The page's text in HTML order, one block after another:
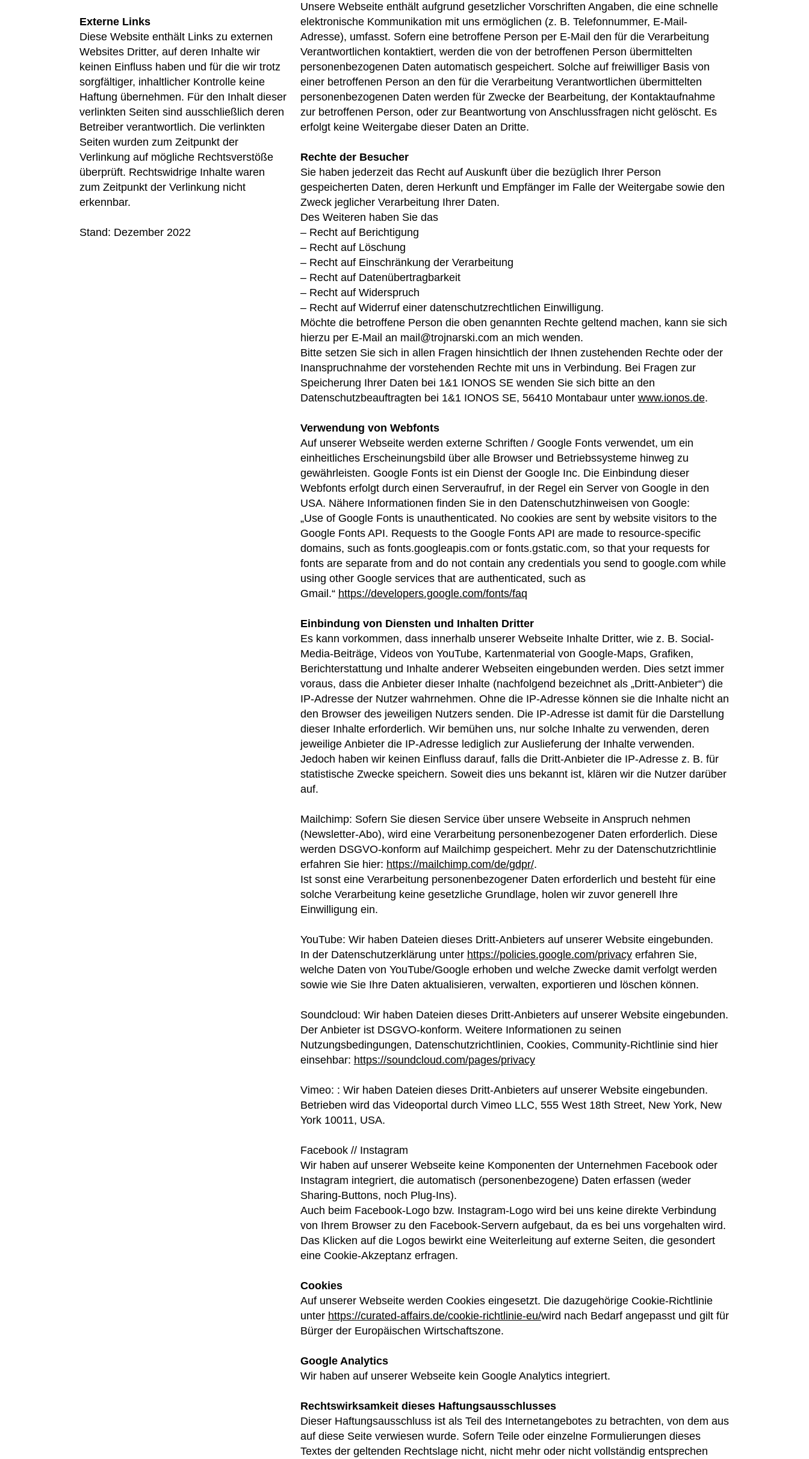
Externe Links
Diese Website enthält Links zu externen
Websites Dritter, auf deren Inhalte wir
keinen Einfluss haben und für die wir trotz
sorgfältiger, inhaltlicher Kontrolle keine
Haftung übernehmen. Für den Inhalt dieser
verlinkten Seiten sind ausschließlich deren
Betreiber verantwortlich. Die verlinkten
Seiten wurden zum Zeitpunkt der
Verlinkung auf mögliche Rechtsverstöße
überprüft. Rechtswidrige Inhalte waren
zum Zeitpunkt der Verlinkung nicht
erkennbar.
Stand: Dezember 2022
Unsere Webseite enthält aufgrund gesetzlicher Vorschriften Angaben, die eine schnelle
elektronische Kommunikation mit uns ermöglichen (z. B. Telefonnummer, E-Mail-
Adresse), umfasst. Sofern eine betroffene Person per E-Mail den für die Verarbeitung
Verantwortlichen kontaktiert, werden die von der betroffenen Person übermittelten
personenbezogenen Daten automatisch gespeichert. Solche auf freiwilliger Basis von
einer betroffenen Person an den für die Verarbeitung Verantwortlichen übermittelten
personenbezogenen Daten werden für Zwecke der Bearbeitung, der Kontaktaufnahme
zur betroffenen Person, oder zur Beantwortung von Anschlussfragen nicht gelöscht. Es
erfolgt keine Weitergabe dieser Daten an Dritte.
Rechte der Besucher
Sie haben jederzeit das Recht auf Auskunft über die bezüglich Ihrer Person
gespeicherten Daten, deren Herkunft und Empfänger im Falle der Weitergabe sowie den
Zweck jeglicher Verarbeitung Ihrer Daten.
Des Weiteren haben Sie das
– Recht auf Berichtigung
– Recht auf Löschung
– Recht auf Einschränkung der Verarbeitung
– Recht auf Datenübertragbarkeit
– Recht auf Widerspruch
– Recht auf Widerruf einer datenschutzrechtlichen Einwilligung.
Möchte die betroffene Person die oben genannten Rechte geltend machen, kann sie sich
hierzu per E-Mail an mail@trojnarski.com an mich wenden.
Bitte setzen Sie sich in allen Fragen hinsichtlich der Ihnen zustehenden Rechte oder der
Inanspruchnahme der vorstehenden Rechte mit uns in Verbindung. Bei Fragen zur
Speicherung Ihrer Daten bei 1&1 IONOS SE wenden Sie sich bitte an den
Datenschutzbeauftragten bei 1&1 IONOS SE, 56410 Montabaur unter www.ionos.de.
Verwendung von Webfonts
Auf unserer Webseite werden externe Schriften / Google Fonts verwendet, um ein
einheitliches Erscheinungsbild über alle Browser und Betriebssysteme hinweg zu
gewährleisten. Google Fonts ist ein Dienst der Google Inc. Die Einbindung dieser
Webfonts erfolgt durch einen Serveraufruf, in der Regel ein Server von Google in den
USA. Nähere Informationen finden Sie in den Datenschutzhinweisen von Google:
„Use of Google Fonts is unauthenticated. No cookies are sent by website visitors to the
Google Fonts API. Requests to the Google Fonts API are made to resource-specific
domains, such as fonts.googleapis.com or fonts.gstatic.com, so that your requests for
fonts are separate from and do not contain any credentials you send to google.com while
using other Google services that are authenticated, such as
Gmail.“ https://developers.google.com/fonts/faq
Einbindung von Diensten und Inhalten Dritter
Es kann vorkommen, dass innerhalb unserer Webseite Inhalte Dritter, wie z. B. Social-
Media-Beiträge, Videos von YouTube, Kartenmaterial von Google-Maps, Grafiken,
Berichterstattung und Inhalte anderer Webseiten eingebunden werden. Dies setzt immer
voraus, dass die Anbieter dieser Inhalte (nachfolgend bezeichnet als „Dritt-Anbieter“) die
IP-Adresse der Nutzer wahrnehmen. Ohne die IP-Adresse können sie die Inhalte nicht an
den Browser des jeweiligen Nutzers senden. Die IP-Adresse ist damit für die Darstellung
dieser Inhalte erforderlich. Wir bemühen uns, nur solche Inhalte zu verwenden, deren
jeweilige Anbieter die IP-Adresse lediglich zur Auslieferung der Inhalte verwenden.
Jedoch haben wir keinen Einfluss darauf, falls die Dritt-Anbieter die IP-Adresse z. B. für
statistische Zwecke speichern. Soweit dies uns bekannt ist, klären wir die Nutzer darüber
auf.
Mailchimp: Sofern Sie diesen Service über unsere Webseite in Anspruch nehmen
(Newsletter-Abo), wird eine Verarbeitung personenbezogener Daten erforderlich. Diese
werden DSGVO-konform auf Mailchimp gespeichert. Mehr zu der Datenschutzrichtlinie
erfahren Sie hier: https://mailchimp.com/de/gdpr/.
Ist sonst eine Verarbeitung personenbezogener Daten erforderlich und besteht für eine
solche Verarbeitung keine gesetzliche Grundlage, holen wir zuvor generell Ihre
Einwilligung ein.
YouTube: Wir haben Dateien dieses Dritt-Anbieters auf unserer Website eingebunden.
In der Datenschutzerklärung unter https://policies.google.com/privacyerfahren Sie,
welche Daten von YouTube/Google erhoben und welche Zwecke damit verfolgt werden
sowie wie Sie Ihre Daten aktualisieren, verwalten, exportieren und löschen können.
Soundcloud: Wir haben Dateien dieses Dritt-Anbieters auf unserer Website eingebunden.
Der Anbieter ist DSGVO-konform. Weitere Informationen zu seinen
Nutzungsbedingungen, Datenschutzrichtlinien, Cookies, Community-Richtlinie sind hier
einsehbar: https://soundcloud.com/pages/privacy
Vimeo: : Wir haben Dateien dieses Dritt-Anbieters auf unserer Website eingebunden.
Betrieben wird das Videoportal durch Vimeo LLC, 555 West 18th Street, New York, New
York 10011, USA.
Facebook // Instagram
Wir haben auf unserer Webseite keine Komponenten der Unternehmen Facebook oder
Instagram integriert, die automatisch (personenbezogene) Daten erfassen (weder
Sharing-Buttons, noch Plug-Ins).
Auch beim Facebook-Logo bzw. Instagram-Logo wird bei uns keine direkte Verbindung
von Ihrem Browser zu den Facebook-Servern aufgebaut, da es bei uns vorgehalten wird.
Das Klicken auf die Logos bewirkt eine Weiterleitung auf externe Seiten, die gesondert
eine Cookie-Akzeptanz erfragen.
Cookies
Auf unserer Webseite werden Cookies eingesetzt. Die dazugehörige Cookie-Richtlinie
unter https://curated-affairs.de/cookie-richtlinie-eu/wird nach Bedarf angepasst und gilt für
Bürger der Europäischen Wirtschaftszone.
Google Analytics
Wir haben auf unserer Webseite kein Google Analytics integriert.
Rechtswirksamkeit dieses Haftungsausschlusses
Dieser Haftungsausschluss ist als Teil des Internetangebotes zu betrachten, von dem aus
auf diese Seite verwiesen wurde. Sofern Teile oder einzelne Formulierungen dieses
Textes der geltenden Rechtslage nicht, nicht mehr oder nicht vollständig entsprechen